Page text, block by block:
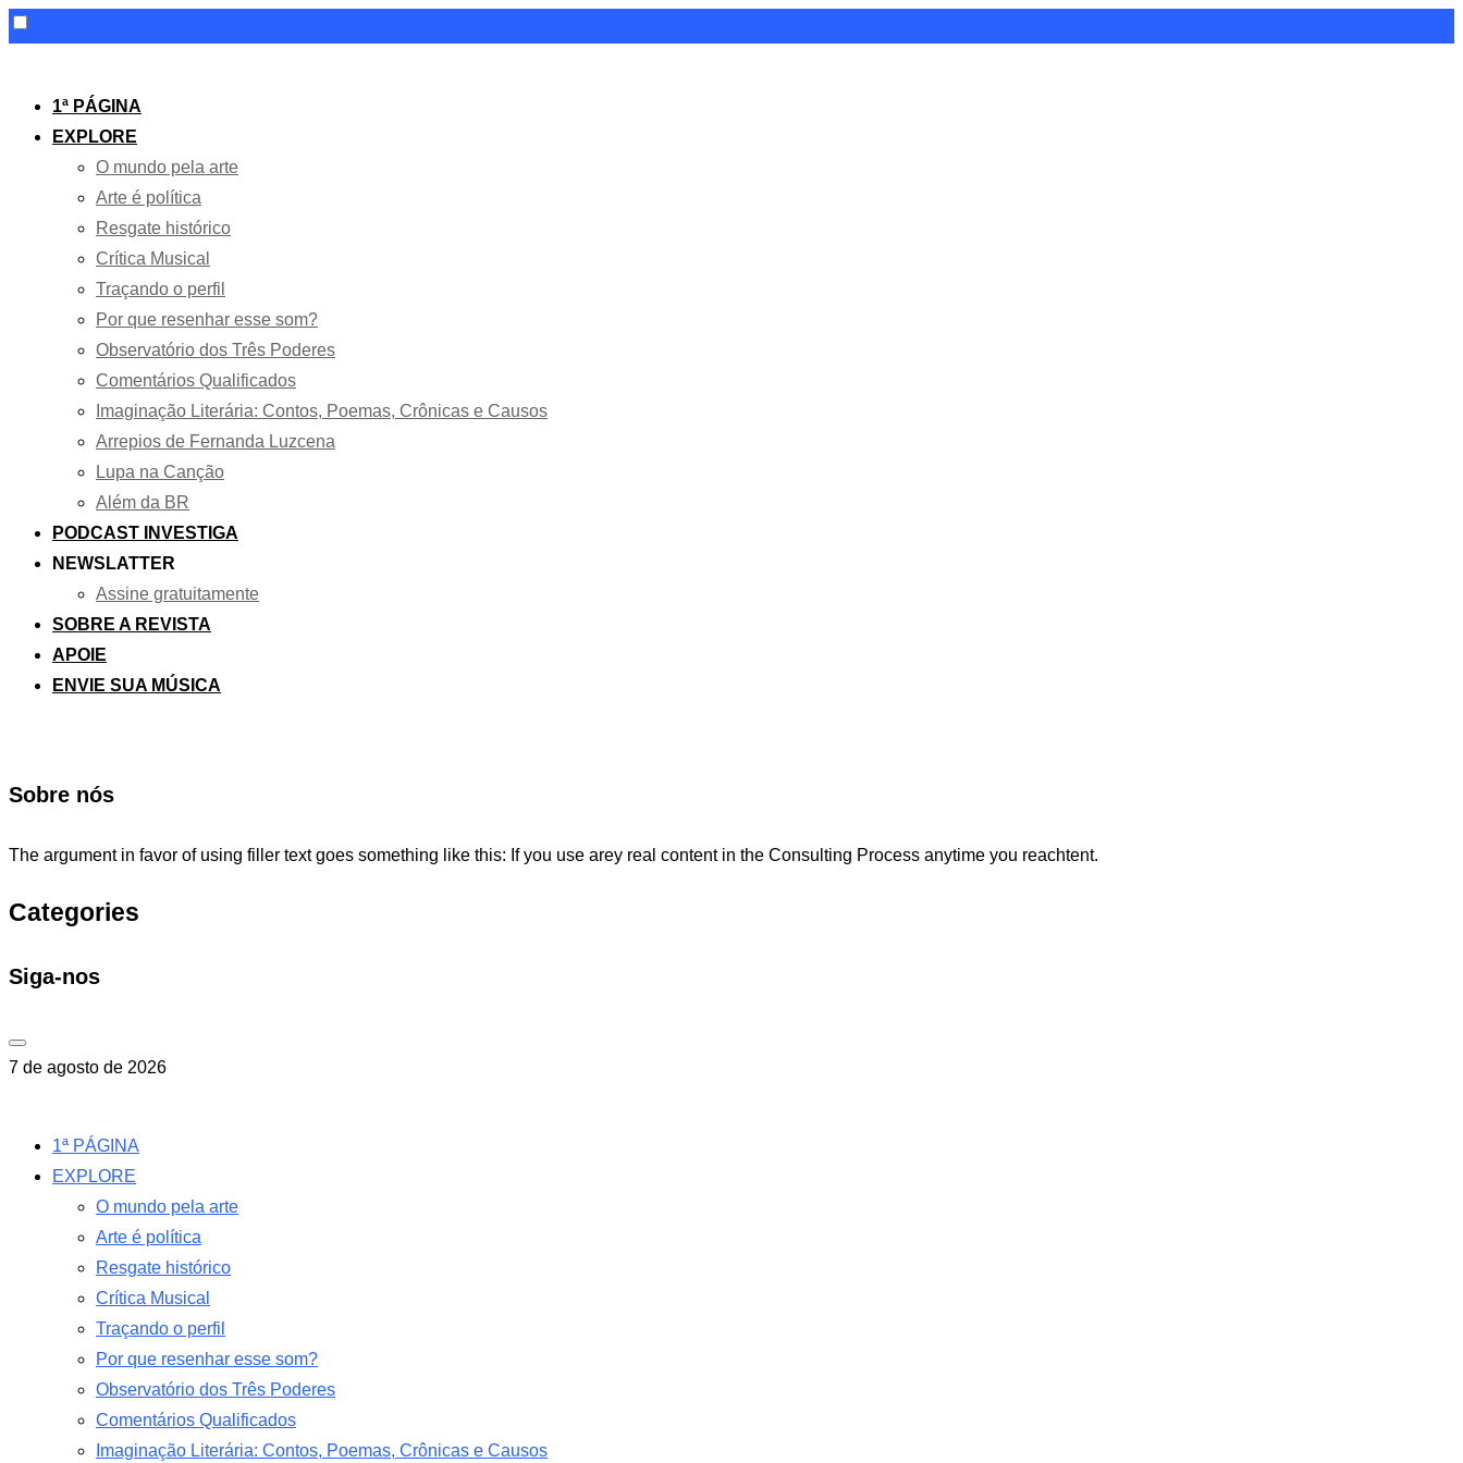
content
1ª PÁGINA
EXPLORE
O mundo pela arte
Arte é política
Resgate histórico
Crítica Musical
Traçando o perfil
Por que resenhar esse som?
Observatório dos Três Poderes
Comentários Qualificados
Imaginação Literária: Contos, Poemas, Crônicas e Causos
Arrepios de Fernanda Luzcena
Lupa na Canção
Além da BR
PODCAST INVESTIGA
NEWSLATTER
Assine gratuitamente
SOBRE A REVISTA
APOIE
ENVIE SUA MÚSICA
Sobre nós
The argument in favor of using filler text goes something like this: If you use arey real content in the Consulting Process anytime you reachtent.
Categories
Siga-nos
7 de agosto de 2026
1ª PÁGINA
EXPLORE
O mundo pela arte
Arte é política
Resgate histórico
Crítica Musical
Traçando o perfil
Por que resenhar esse som?
Observatório dos Três Poderes
Comentários Qualificados
Imaginação Literária: Contos, Poemas, Crônicas e Causos